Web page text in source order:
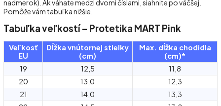
nadmerok). Ak váhate medzi dvomi číslami, siahnite po väčšej.
Pomôže vám tabuľka nižšie.
Tabuľka veľkostí – Protetika MART Pink
Veľkosť
EU
Dĺžka vnútornej stielky
(cm)
Max. dĺžka chodidla
(cm)*
19
12,5
11,8
20
13,0
12,3
21
14,0
13,3